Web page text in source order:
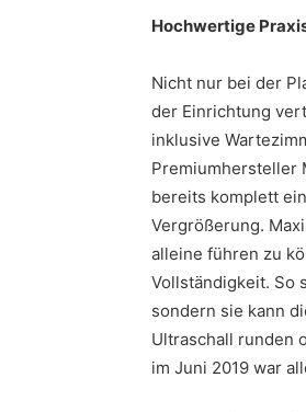
Hochwertige
Nicht nur bei der
der Einrichtung
inklusive
Premiumhersteller
bereits komplett
Vergrößerung.
alleine führen zu
Vollständigkeit. So
sondern sie kann
Ultraschall runden
im Juni 2019 war